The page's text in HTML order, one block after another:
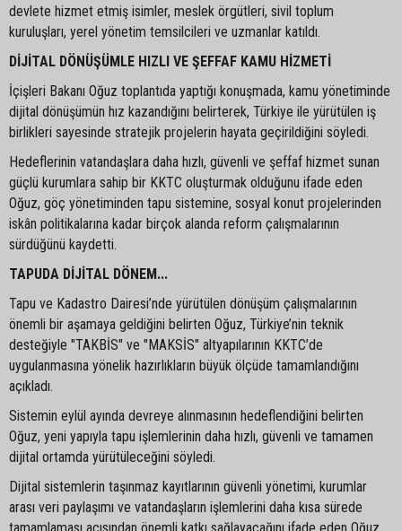
devlete hizmet etmiş isimler, meslek örgütleri, sivil toplum
kuruluşları, yerel yönetim temsilcileri ve uzmanlar katıldı.
DİJİTAL DÖNÜŞÜMLE HIZLI VE ŞEFFAF KAMU HİZMETİ
İçişleri Bakanı Oğuz toplantıda yaptığı konuşmada, kamu yönetiminde
dijital dönüşümün hız kazandığını belirterek, Türkiye ile yürütülen iş
birlikleri sayesinde stratejik projelerin hayata geçirildiğini söyledi.
Hedeflerinin vatandaşlara daha hızlı, güvenli ve şeffaf hizmet sunan
güçlü kurumlara sahip bir KKTC oluşturmak olduğunu ifade eden
Oğuz, göç yönetiminden tapu sistemine, sosyal konut projelerinden
iskân politikalarına kadar birçok alanda reform çalışmalarının
sürdüğünü kaydetti.
TAPUDA DİJİTAL DÖNEM...
Tapu ve Kadastro Dairesi’nde yürütülen dönüşüm çalışmalarının
önemli bir aşamaya geldiğini belirten Oğuz, Türkiye’nin teknik
desteğiyle "TAKBİS" ve "MAKSİS" altyapılarının KKTC’de
uygulanmasına yönelik hazırlıkların büyük ölçüde tamamlandığını
açıkladı.
Sistemin eylül ayında devreye alınmasının hedeflendiğini belirten
Oğuz, yeni yapıyla tapu işlemlerinin daha hızlı, güvenli ve tamamen
dijital ortamda yürütüleceğini söyledi.
Dijital sistemlerin taşınmaz kayıtlarının güvenli yönetimi, kurumlar
arası veri paylaşımı ve vatandaşların işlemlerini daha kısa sürede